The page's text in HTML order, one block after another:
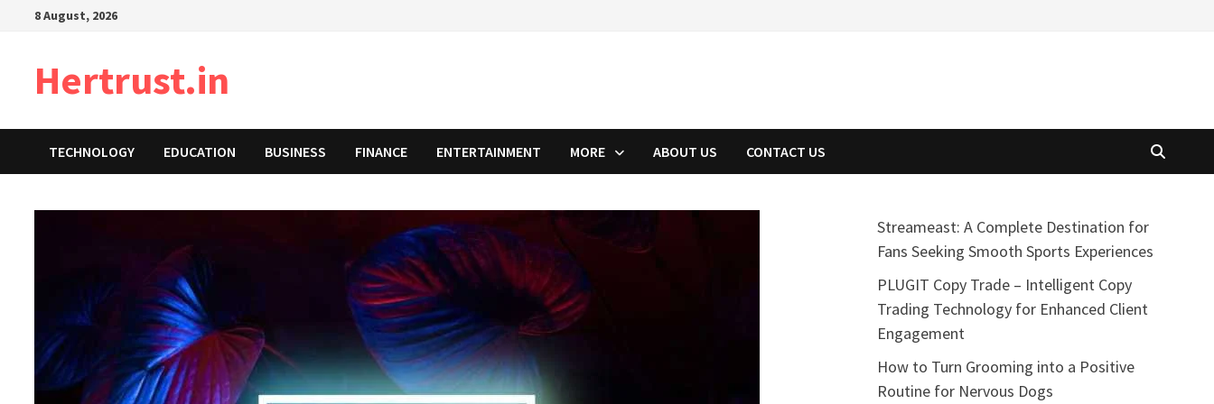
8 August, 2026
Hertrust.in
TECHNOLOGY EDUCATION BUSINESS FINANCE ENTERTAINMENT MORE ABOUT US CONTACT US
Streameast: A Complete Destination for
Fans Seeking Smooth Sports Experiences
PLUGIT Copy Trade – Intelligent Copy
Trading Technology for Enhanced Client
Engagement
How to Turn Grooming into a Positive
Routine for Nervous Dogs